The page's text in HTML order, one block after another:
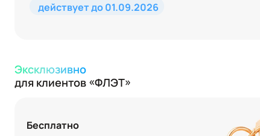
действует до 01.09.2026
Эксклюзивно
для клиентов «ФЛЭТ»
Бесплатно